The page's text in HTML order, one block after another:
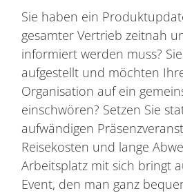
Sie haben ein
gesamter Vertrieb zeitnah
informiert werden muss?
aufgestellt und möchten
Organisation auf ein
einschwören? Setzen Sie
aufwändigen
Reisekosten und lange
Arbeitsplatz mit sich bringt
Event, den man ganz